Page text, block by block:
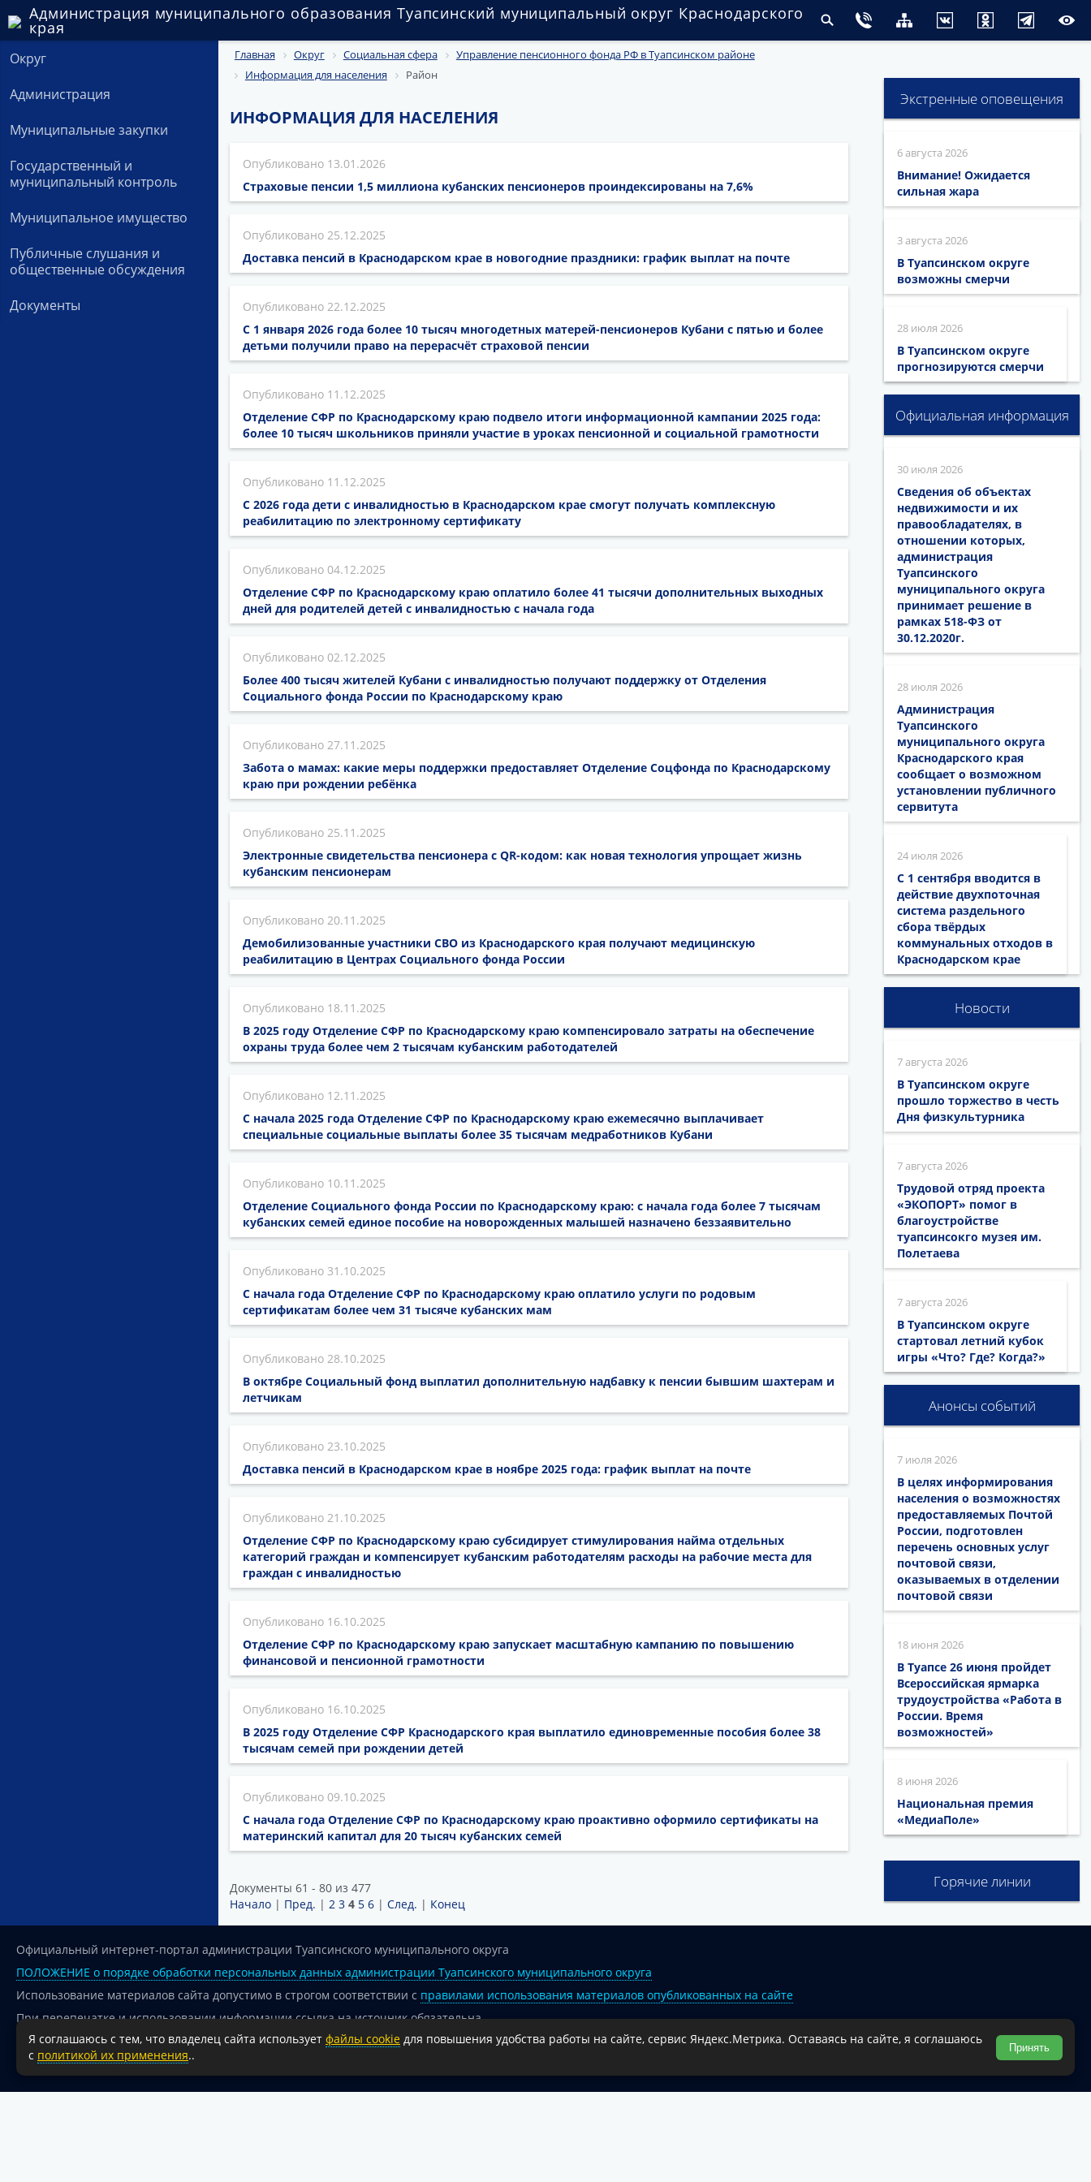
Администрация муниципального образования Туапсинский муниципальный округ Краснодарского
края
Округ
Администрация
Муниципальные закупки
Государственный и
муниципальный контроль
Муниципальное имущество
Публичные слушания и
общественные обсуждения
Документы
Главная Округ Социальная сфера
Управление пенсионного фонда РФ в Туапсинском районе
Информация для населения
Район
ИНФОРМАЦИЯ ДЛЯ НАСЕЛЕНИЯ
13.01.2026
Страховые пенсии 1,5 миллиона кубанских пенсионеров проиндексированы на 7,6%
25.12.2025
Доставка пенсий в Краснодарском крае в новогодние праздники: график выплат на почте
22.12.2025
С 1 января 2026 года более 10 тысяч многодетных матерей-пенсионеров Кубани с пятью и более
детьми получили право на перерасчёт страховой пенсии
11.12.2025
Отделение СФР по Краснодарскому краю подвело итоги информационной кампании 2025 года:
более 10 тысяч школьников приняли участие в уроках пенсионной и социальной грамотности
11.12.2025
С 2026 года дети с инвалидностью в Краснодарском крае смогут получать комплексную
реабилитацию по электронному сертификату
04.12.2025
Отделение СФР по Краснодарскому краю оплатило более 41 тысячи дополнительных выходных
дней для родителей детей с инвалидностью с начала года
02.12.2025
Более 400 тысяч жителей Кубани с инвалидностью получают поддержку от Отделения
Социального фонда России по Краснодарскому краю
27.11.2025
Забота о мамах: какие меры поддержки предоставляет Отделение Соцфонда по Краснодарскому
краю при рождении ребёнка
25.11.2025
Электронные свидетельства пенсионера с QR-кодом: как новая технология упрощает жизнь
кубанским пенсионерам
20.11.2025
Демобилизованные участники СВО из Краснодарского края получают медицинскую
реабилитацию в Центрах Социального фонда России
18.11.2025
В 2025 году Отделение СФР по Краснодарскому краю компенсировало затраты на обеспечение
охраны труда более чем 2 тысячам кубанским работодателей
12.11.2025
С начала 2025 года Отделение СФР по Краснодарскому краю ежемесячно выплачивает
специальные социальные выплаты более 35 тысячам медработников Кубани
10.11.2025
Отделение Социального фонда России по Краснодарскому краю: с начала года более 7 тысячам
кубанских семей единое пособие на новорожденных малышей назначено беззаявительно
31.10.2025
С начала года Отделение СФР по Краснодарскому краю оплатило услуги по родовым
сертификатам более чем 31 тысяче кубанских мам
28.10.2025
В октябре Социальный фонд выплатил дополнительную надбавку к пенсии бывшим шахтерам и
летчикам
23.10.2025
Доставка пенсий в Краснодарском крае в ноябре 2025 года: график выплат на почте
21.10.2025
Отделение СФР по Краснодарскому краю субсидирует стимулирования найма отдельных
категорий граждан и компенсирует кубанским работодателям расходы на рабочие места для
граждан с инвалидностью
16.10.2025
Отделение СФР по Краснодарскому краю запускает масштабную кампанию по повышению
финансовой и пенсионной грамотности
16.10.2025
В 2025 году Отделение СФР Краснодарского края выплатило единовременные пособия более 38
тысячам семей при рождении детей
09.10.2025
С начала года Отделение СФР по Краснодарскому краю проактивно оформило сертификаты на
материнский капитал для 20 тысяч кубанских семей
Документы 61 - 80 из 477
Начало| Пред. | 2 3 4 5 6| След. | Конец
Экстренные оповещения
6 августа 2026
Внимание! Ожидается
сильная жара
3 августа 2026
В Туапсинском округе
возможны смерчи
28 июля 2026
В Туапсинском округе
прогнозируются смерчи
Официальная информация
30 июля 2026
Сведения об объектах
недвижимости и их
правообладателях, в
отношении которых,
администрация
Туапсинского
муниципального округа
принимает решение в
рамках 518-ФЗ от
30.12.2020г.
28 июля 2026
Администрация
Туапсинского
муниципального округа
Краснодарского края
сообщает о возможном
установлении публичного
сервитута
24 июля 2026
С 1 сентября вводится в
действие двухпоточная
система раздельного
сбора твёрдых
коммунальных отходов в
Краснодарском крае
Новости
7 августа 2026
В Туапсинском округе
прошло торжество в честь
Дня физкультурника
7 августа 2026
Трудовой отряд проекта
«ЭКОПОРТ» помог в
благоустройстве
туапсинсокго музея им.
Полетаева
7 августа 2026
В Туапсинском округе
стартовал летний кубок
игры «Что? Где? Когда?»
Анонсы событий
7 июля 2026
В целях информирования
населения о возможностях
предоставляемых Почтой
России, подготовлен
перечень основных услуг
почтовой связи,
оказываемых в отделении
почтовой связи
18 июня 2026
В Туапсе 26 июня пройдет
Всероссийская ярмарка
трудоустройства «Работа в
России. Время
возможностей»
8 июня 2026
Национальная премия
«МедиаПоле»
Горячие линии
Официальный интернет-портал администрации Туапсинского муниципального округа
ПОЛОЖЕНИЕ о порядке обработки персональных данных администрации Туапсинского муниципального округа
Использование материалов сайта допустимо в строгом соответствии с правилами использования материалов опубликованных на сайте
При перепечатке и использовании информации ссылка на источник обязательна.
Для сайтов и страниц сети Интернет обязательна активная гиперссылка на официальный интернет-портал администрации Туапсинского муниципального округа.
18+
Я соглашаюсь с тем, что владелец сайта использует файлы cookie для повышения удобства работы на сайте, сервис Яндекс.Метрика. Оставаясь на сайте, я соглашаюсь
с политикой их применения.. Принять